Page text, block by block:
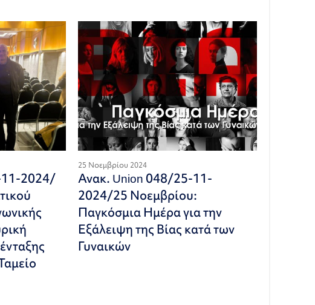
11-2024/
25 Νοεμβρίου 2024
Ανακ. Union 048/25-11-
2024/25 Νοεμβρίου:
Παγκόσμια Ημέρα για την
Εξάλειψη της Βίας κατά των
Γυναικών